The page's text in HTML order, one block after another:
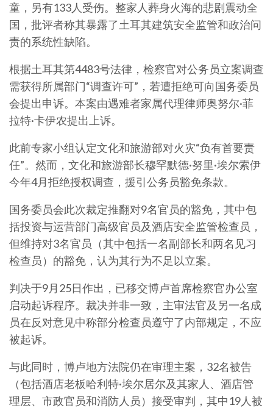
童，另有133人受伤。整家人葬身火海的悲剧震动全
国，批评者称其暴露了土耳其建筑安全监管和政治问
责的系统性缺陷。
根据土耳其第4483号法律，检察官对公务员立案调查
需获得所属部门“调查许可”，若遭拒绝可向国务委员
会提出申诉。本案由遇难者家属代理律师奥努尔·菲
拉特·卡伊农提出上诉。
此前专家小组认定文化和旅游部对火灾“负有首要责
任”。然而，文化和旅游部长穆罕默德·努里·埃尔索伊
今年4月拒绝授权调查，援引公务员豁免条款。
国务委员会此次裁定推翻对9名官员的豁免，其中包
括投资与运营部门高级官员及酒店安全监管检查员，
但维持对3名官员（其中包括一名副部长和两名见习
检查员）的豁免，认为其行为不足以立案。
判决于9月25日作出，已移交博卢首席检察官办公室
启动起诉程序。裁决并非一致，主审法官及另一名成
员在反对意见中称部分检查员遵守了内部规定，不应
被起诉。
与此同时，博卢地方法院仍在审理主案，32名被告
（包括酒店老板哈利特·埃尔居尔及其家人、酒店管
理层、市政官员和消防人员）接受审判，其中19人被